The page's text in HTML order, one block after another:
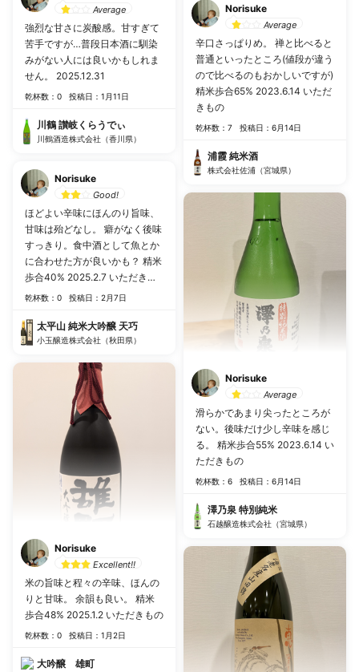
Average
強烈な甘さに炭酸感。甘すぎて
苦手ですが…普段日本酒に馴染
みがない人には良いかもしれま
せん。 2025.12.31
乾杯数：0 投稿日：1月11日
川鶴 讃岐くらうでぃ
川鶴酒造株式会社（香川県）
Norisuke
Good!
ほどよい辛味にほんのり旨味、
甘味は殆どなし。 癖がなく後味
すっきり。食中酒として魚とか
に合わせた方が良いかも？ 精米
歩合40% 2025.2.7 いただきも
の
乾杯数：0 投稿日：2月7日
太平山 純米大吟醸 天巧
小玉醸造株式会社（秋田県）
Norisuke
Excellent!!
米の旨味と程々の辛味、ほんの
りと甘味。 余韻も良い。 精米
歩合48% 2025.1.2 いただきもの
乾杯数：0 投稿日：1月2日
大吟醸 雄町
Norisuke
Average
辛口さっぱりめ。 禅と比べると
普通といったところ(値段が違う
ので比べるのもおかしいですが)
精米歩合65% 2023.6.14 いただ
きもの
乾杯数：7 投稿日：6月14日
浦霞 純米酒
株式会社佐浦（宮城県）
Norisuke
Average
滑らかであまり尖ったところが
ない。後味だけ少し辛味を感じ
る。 精米歩合55% 2023.6.14 い
ただきもの
乾杯数：6 投稿日：6月14日
澤乃泉 特別純米
石越醸造株式会社（宮城県）